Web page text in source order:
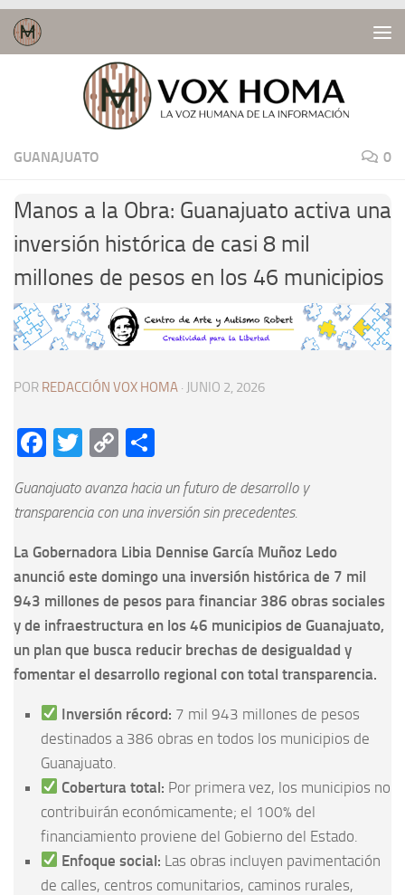
Saltar al contenido
GUANAJUATO 0
Manos a la Obra: Guanajuato activa una
inversión histórica de casi 8 mil
millones de pesos en los 46 municipios
POR REDACCIÓN VOX HOMA · JUNIO 2, 2026
Facebook
Twitter
Copy
Guanajuato avanza hacia un futuro de desarrollo y
transparencia con una inversión sin precedentes.
La Gobernadora Libia Dennise García Muñoz Ledo
anunció este domingo una inversión histórica de 7 mil
943 millones de pesos para financiar 386 obras sociales
y de infraestructura en los 46 municipios de Guanajuato,
un plan que busca reducir brechas de desigualdad y
fomentar el desarrollo regional con total transparencia.
Inversión récord: 7 mil 943 millones de pesos
destinados a 386 obras en todos los municipios de
Guanajuato.
Cobertura total: Por primera vez, los municipios no
contribuirán económicamente; el 100% del
financiamiento proviene del Gobierno del Estado.
Enfoque social: Las obras incluyen pavimentación
de calles, centros comunitarios, caminos rurales,